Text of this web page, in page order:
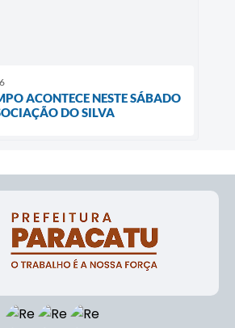
ACONTECE NESTE SÁBADO
DO SILVA